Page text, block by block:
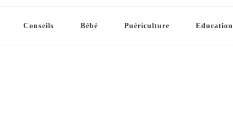
Conseils Bébé Puériculture Education